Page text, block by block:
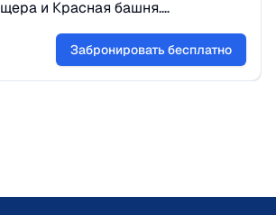
и Красная башня.
виды и гид включены.
свое приключение!Забронировать бесплатно